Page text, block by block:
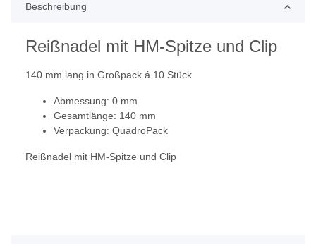
Beschreibung
Reißnadel mit HM-Spitze und Clip
140 mm lang in Großpack á 10 Stück
Abmessung: 0 mm
Gesamtlänge: 140 mm
Verpackung: QuadroPack
Reißnadel mit HM-Spitze und Clip